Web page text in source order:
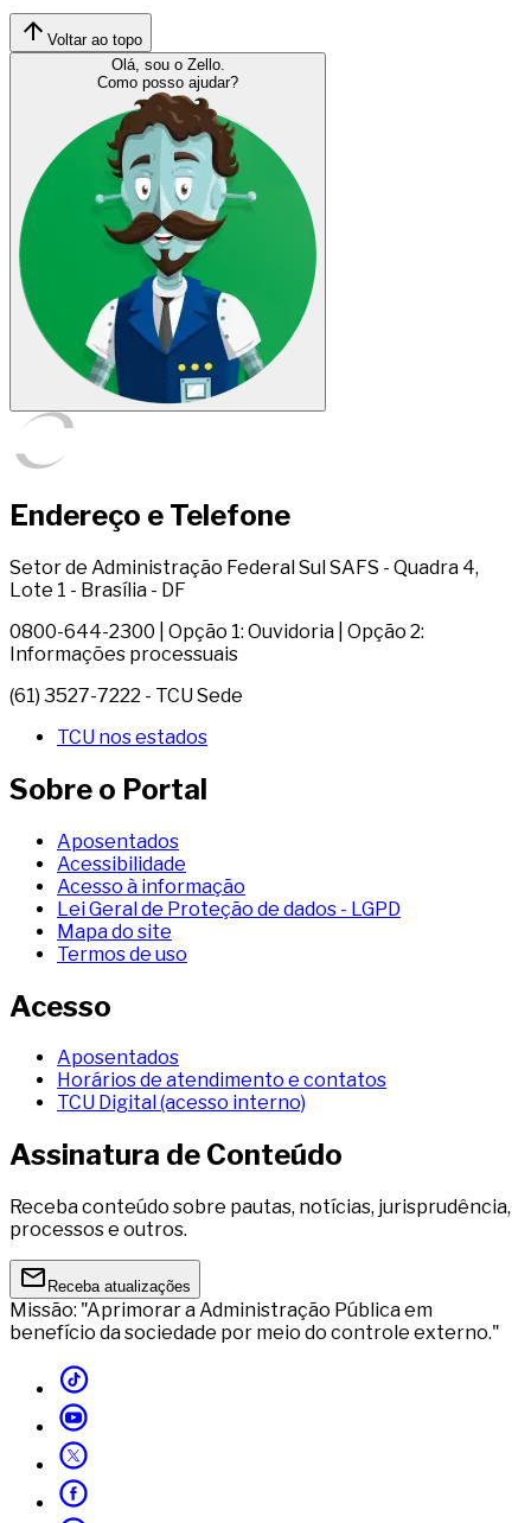
Voltar ao topo
Olá, sou o Zello.
Como posso ajudar?
Endereço e Telefone
Setor de Administração Federal Sul SAFS - Quadra 4,
Lote 1 - Brasília - DF
0800-644-2300 | Opção 1: Ouvidoria | Opção 2:
Informações processuais
(61) 3527-7222 - TCU Sede
TCU nos estados
Sobre o Portal
Aposentados
Acessibilidade
Acesso à informação
Lei Geral de Proteção de dados - LGPD
Mapa do site
Termos de uso
Acesso
Aposentados
Horários de atendimento e contatos
TCU Digital (acesso interno)
Assinatura de Conteúdo
Receba conteúdo sobre pautas, notícias, jurisprudência,
processos e outros.
Receba atualizações
Missão: "Aprimorar a Administração Pública em
benefício da sociedade por meio do controle externo."